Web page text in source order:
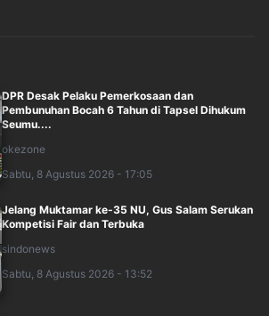
DPR Desak Pelaku Pemerkosaan dan
Pembunuhan Bocah 6 Tahun di Tapsel Dihukum
Seumu....
okezone
Sabtu, 8 Agustus 2026 - 17:05
Jelang Muktamar ke-35 NU, Gus Salam Serukan
Kompetisi Fair dan Terbuka
sindonews
Sabtu, 8 Agustus 2026 - 13:52